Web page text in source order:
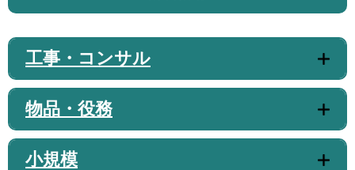
工事・コンサル
物品・役務
小規模